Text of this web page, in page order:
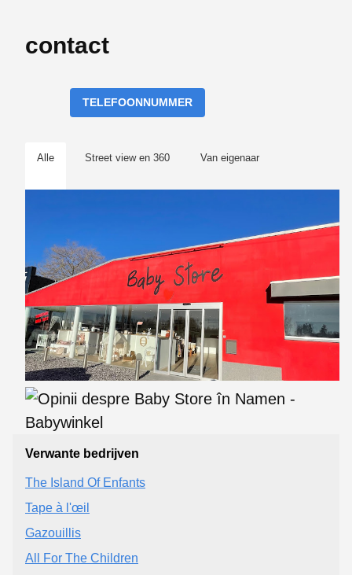
contact
TELEFOONNUMMER
Alle Street view en 360 Van eigenaar
Verwante bedrijven
The Island Of Enfants
Tape à l'œil
Gazouillis
All For The Children